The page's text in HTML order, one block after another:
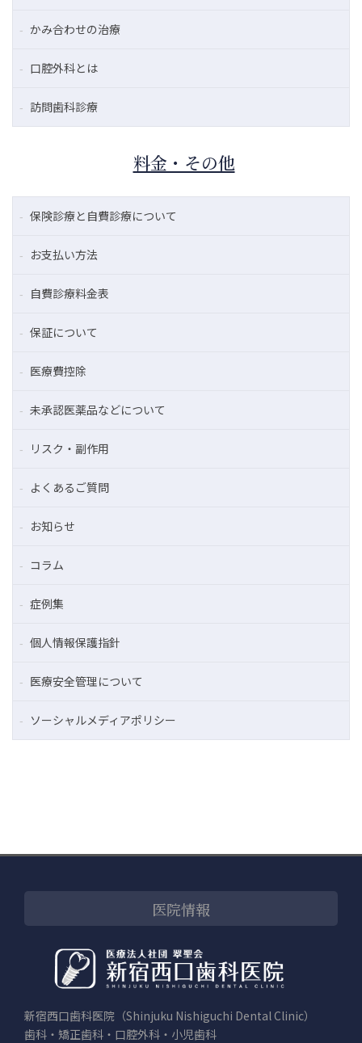
かみ合わせの治療
口腔外科とは
訪問歯科診療
料金・その他
保険診療と自費診療について
お支払い方法
自費診療料金表
保証について
医療費控除
未承認医薬品などについて
リスク・副作用
よくあるご質問
お知らせ
コラム
症例集
個人情報保護指針
医療安全管理について
ソーシャルメディアポリシー
医院情報
新宿西口歯科医院（Shinjuku Nishiguchi Dental Clinic）
歯科・矯正歯科・口腔外科・小児歯科